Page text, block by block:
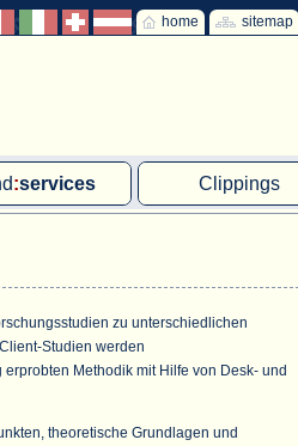
sitemap
home
:services Clippings
zu unterschiedlichen
Studien werden
Methodik mit Hilfe von Desk- und
theoretische Grundlagen und